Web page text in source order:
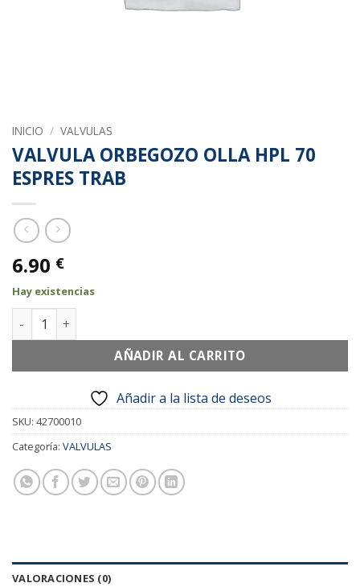
INICIO / VALVULAS
VALVULA ORBEGOZO OLLA HPL 70
ESPRES TRAB
6.90 €
Hay existencias
VALVULA ORBEGOZO OLLA HPL 70 ESPRES TRAB cantidad
AÑADIR AL CARRITO
Añadir a la lista de deseos
SKU: 42700010
Categoría: VALVULAS
VALORACIONES (0)